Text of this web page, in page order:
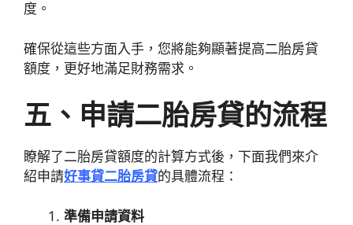
度。
確保從這些方面入手，您將能夠顯著提高二胎房貸
額度，更好地滿足財務需求。
五、申請二胎房貸的流程
瞭解了二胎房貸額度的計算方式後，下面我們來介
紹申請好事貸二胎房貸的具體流程：
準備申請資料